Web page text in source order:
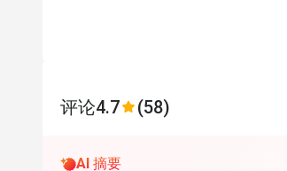
评论4.7 (58)
AI 摘要